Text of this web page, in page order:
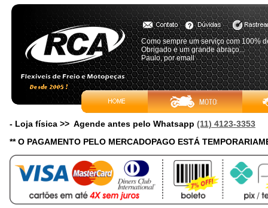
Como sempre um serviço com 100%
Obrigado e um grande abraço...
Paulo, por email
- Loja física >> Agende antes pelo Whatsapp (11) 4123-3353
** O PAGAMENTO PELO MERCADOPAGO ESTÁ